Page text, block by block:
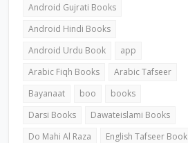
Android Gujrati Books
Android Hindi Books
Android Urdu Book
app
Arabic Fiqh Books
Arabic Tafseer
Bayanaat
boo
books
Darsi Books
Dawateislami Books
Do Mahi Al Raza
English Tafseer Book